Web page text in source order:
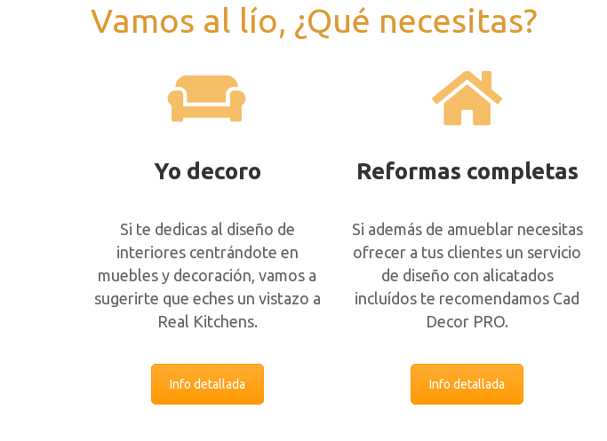
Vamos al lío, ¿Qué necesitas?
Yo decoro
Si te dedicas al diseño de
interiores centrándote en
muebles y decoración, vamos a
sugerirte que eches un vistazo a
Real Kitchens.
Info detallada
Reformas completas
Si además de amueblar necesitas
ofrecer a tus clientes un servicio
de diseño con alicatados
incluídos te recomendamos Cad
Decor PRO.
Info detallada